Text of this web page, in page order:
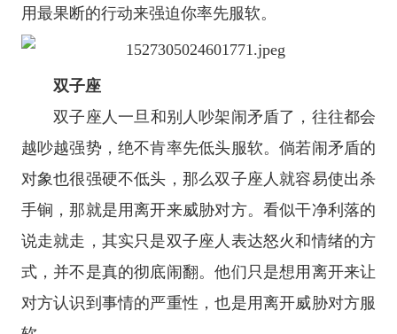
用最果断的行动来强迫你率先服软。
双子座
双子座 人一旦和别人吵架闹矛盾了，往往都会
越吵越强势，绝不肯率先低头服软。倘若闹矛盾的
对象也很强硬不低头，那么双子座人就容易使出杀
手锏，那就是用离开来威胁对方。看似干净利落的
说走就走，其实只是双子座人表达怒火和情绪的方
式，并不是真的彻底闹翻。他们只是想用离开来让
对方认识到事情的严重性，也是用离开威胁对方服